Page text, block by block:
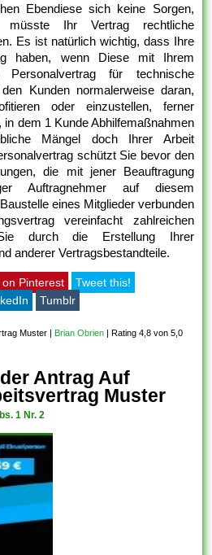
Ebendiese sich keine Sorgen,
Ihr Vertrag rechtliche
Es ist natürlich wichtig, dass Ihre
haben, wenn Diese mit Ihrem
für technische
Kunden normalerweise daran,
oder einzustellen, ferner
in dem 1 Kunde Abhilfemaßnahmen
Mängel doch Ihrer Arbeit
schützt Sie bevor den
die mit jener Beauftragung
Auftragnehmer auf diesem
eines Mitglieder verbunden
vereinfacht zahlreichen
durch die Erstellung Ihrer
anderer Vertragsbestandteile.
on Pinterest
Tweet this!
Tumblr
Muster | Brian Obrien |Rating 4,8 von 5,0
Antrag Auf
Muster
1 Nr. 2